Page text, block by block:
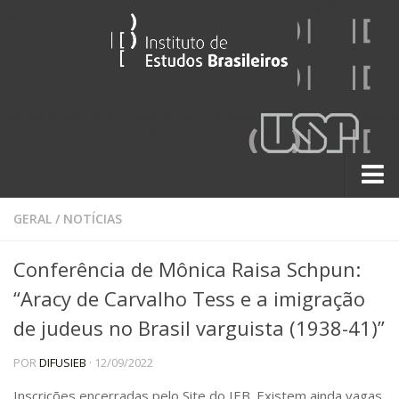
Sobre
A História do IEB
Institucional
60 Anos
Paralelos 22
Pesquisa
GERAL / NOTÍCIAS
Conferência de Mônica Raisa Schpun:
“Aracy de Carvalho Tess e a imigração
de judeus no Brasil varguista (1938-41)”
PORDIFUSIEB · 12/09/2022
Inscrições encerradas pelo Site do IEB. Existem ainda vagas,